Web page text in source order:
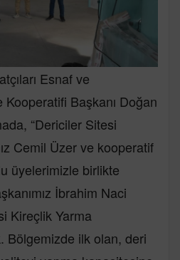
Esnaf ve
Kooperatifi Başkanı Doğan
“Dericiler Sitesi
Cemil Üzer ve kooperatif
üyelerimizle birlikte
İbrahim Naci
Kireçlik Yarma
Bölgemizde ilk olan, deri